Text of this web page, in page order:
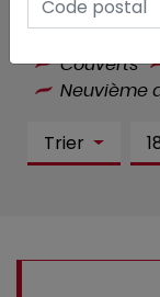
Couverts
Neuvième
Trier